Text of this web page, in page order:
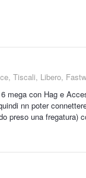
Tiscali, Libero,
mega con Hag e
nn poter
preso una fregatura)